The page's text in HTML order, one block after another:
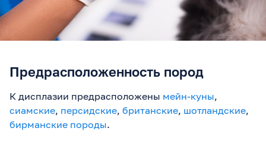
Предрасположенность пород
К дисплазии предрасположены мейн-куны,
сиамские, персидские, британские, шотландские,
бирманские породы.